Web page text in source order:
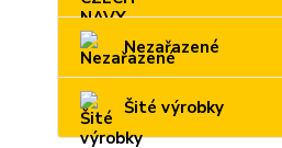
Nezařazené
Šité výrobky